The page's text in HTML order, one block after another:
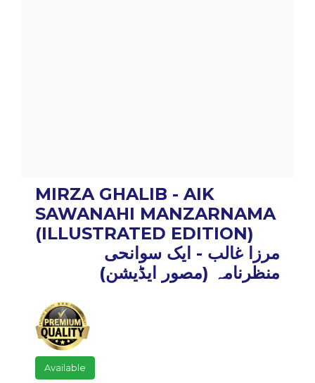
MIRZA GHALIB - AIK
SAWANAHI MANZARNAMA
(ILLUSTRATED EDITION)
مرزا غالب - ایک سوانحی
منظرنامہ (مصور ایڈیشن)
Available